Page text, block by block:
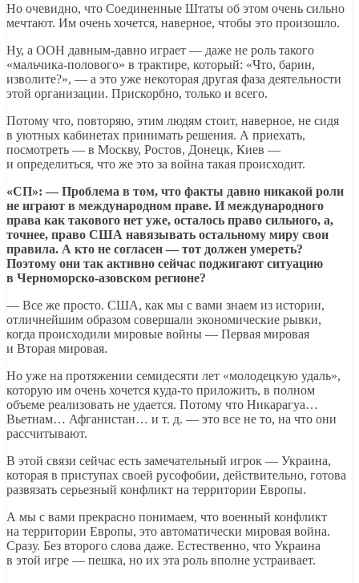
Но очевидно, что Соединенные Штаты об этом очень сильно
мечтают. Им очень хочется, наверное, чтобы это произошло.
Ну, а ООН давным-давно играет — даже не роль такого
«мальчика-полового» в трактире, который: «Что, барин,
изволите?», — а это уже некоторая другая фаза деятельности
этой организации. Прискорбно, только и всего.
Потому что, повторяю, этим людям стоит, наверное, не сидя
в уютных кабинетах принимать решения. А приехать,
посмотреть — в Москву, Ростов, Донецк, Киев —
и определиться, что же это за война такая происходит.
«СП»: — Проблема в том, что факты давно никакой роли
не играют в международном праве. И международного
права как такового нет уже, осталось право сильного, а,
точнее, право США навязывать остальному миру свои
правила. А кто не согласен — тот должен умереть?
Поэтому они так активно сейчас поджигают ситуацию
в Черноморско-азовском регионе?
— Все же просто. США, как мы с вами знаем из истории,
отличнейшим образом совершали экономические рывки,
когда происходили мировые войны — Первая мировая
и Вторая мировая.
Но уже на протяжении семидесяти лет «молодецкую удаль»,
которую им очень хочется куда-то приложить, в полном
объеме реализовать не удается. Потому что Никарагуа…
Вьетнам… Афганистан… и т. д. — это все не то, на что они
рассчитывают.
В этой связи сейчас есть замечательный игрок — Украина,
которая в приступах своей русофобии, действительно, готова
развязать серьезный конфликт на территории Европы.
А мы с вами прекрасно понимаем, что военный конфликт
на территории Европы, это автоматически мировая война.
Сразу. Без второго слова даже. Естественно, что Украина
в этой игре — пешка, но их эта роль вполне устраивает.